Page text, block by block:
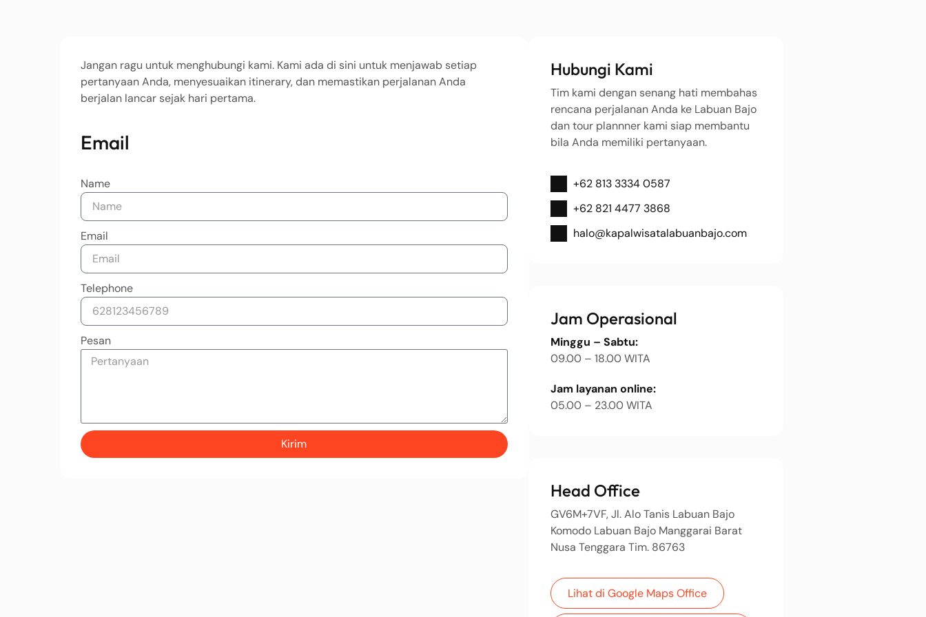
Jangan ragu untuk menghubungi kami. Kami ada di sini untuk menjawab setiap
pertanyaan Anda, menyesuaikan itinerary, dan memastikan perjalanan Anda
berjalan lancar sejak hari pertama.
Email
Name
Email
Telephone
Pesan
Kirim
Hubungi Kami
Tim kami dengan senang hati membahas
rencana perjalanan Anda ke Labuan Bajo
dan tour plannner kami siap membantu
bila Anda memiliki pertanyaan.
+62 813 3334 0587
+62 821 4477 3868
halo@kapalwisatalabuanbajo.com
Jam Operasional
Minggu – Sabtu:
09.00 – 18.00 WITA
Jam layanan online:
05.00 – 23.00 WITA
Head Office
GV6M+7VF, Jl. Alo Tanis Labuan Bajo
Komodo Labuan Bajo Manggarai Barat
Nusa Tenggara Tim. 86763
Lihat di Google Maps Office